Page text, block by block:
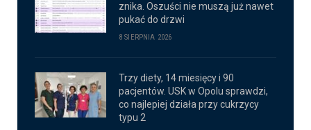
znika. Oszuści nie muszą już nawet
pukać do drzwi
8 SIERPNIA 2026
Trzy diety, 14 miesięcy i 90
pacjentów. USK w Opolu sprawdzi,
co najlepiej działa przy cukrzycy
typu 2